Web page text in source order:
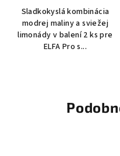
Sladkokyslá kombinácia
modrej maliny a sviežej
limonády v balení 2 ks pre
ELFA Pro s...